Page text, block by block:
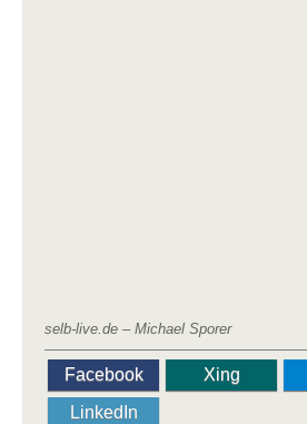
selb-live.de – Michael Sporer
Facebook Xing
LinkedIn